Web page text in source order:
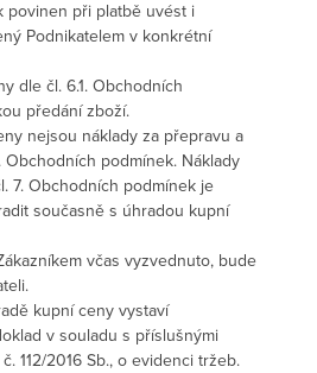
povinen při platbě uvést i
Podnikatelem v konkrétní
dle čl. 6.1. Obchodních
předání zboží.
nejsou náklady za přepravu a
podmínek. Náklady
7. Obchodních podmínek je
současně s úhradou kupní
včas vyzvednuto, bude
kupní ceny vystaví
v souladu s příslušnými
112/2016 Sb., o evidenci tržeb.